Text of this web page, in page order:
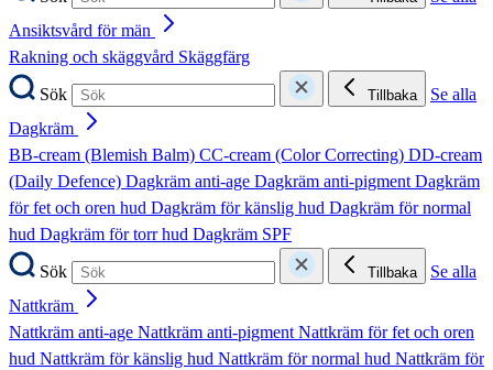
Ansiktsvård för män
Rakning och skäggvård Skäggfärg
Sök
Tillbaka
Se alla
Dagkräm
BB-cream (Blemish Balm) CC-cream (Color Correcting) DD-cream
(Daily Defence) Dagkräm anti-age Dagkräm anti-pigmentDagkräm
för fet och oren hud Dagkräm för känslig hud Dagkräm för normal
hud Dagkräm för torr hud Dagkräm SPF
Sök
Tillbaka
Se alla
Nattkräm
Nattkräm anti-age Nattkräm anti-pigmentNattkräm för fet och oren
hud Nattkräm för känslig hud Nattkräm för normal hud Nattkräm för